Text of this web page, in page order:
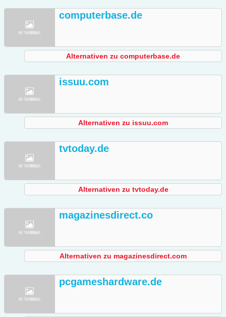
computerbase.de
Alternativen zu computerbase.de
issuu.com
Alternativen zu issuu.com
tvtoday.de
Alternativen zu tvtoday.de
magazinesdirect.co
Alternativen zu magazinesdirect.com
pcgameshardware.de